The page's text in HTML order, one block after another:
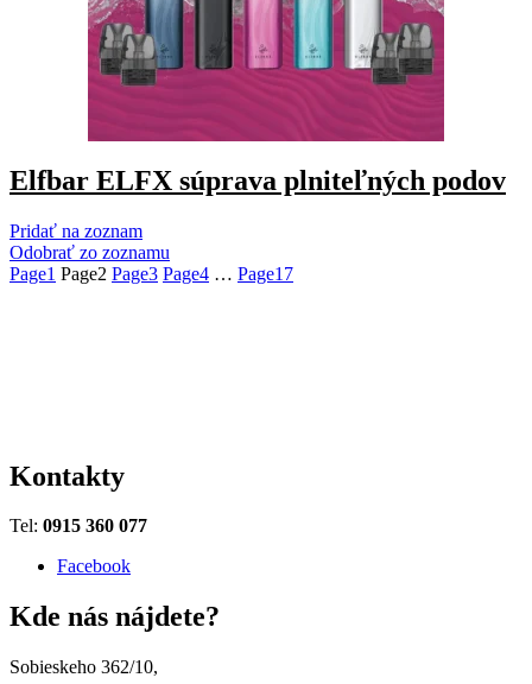
Elfbar ELFX súprava plniteľných podov
Pridať na zoznam
Odobrať zo zoznamu
Page1 Page2 Page3 Page4 … Page17
Kontakty
Tel: 0915 360 077
Facebook
Kde nás nájdete?
Sobieskeho 362/10,